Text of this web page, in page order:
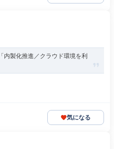
内製化推進／クラウド環境を利
気になる